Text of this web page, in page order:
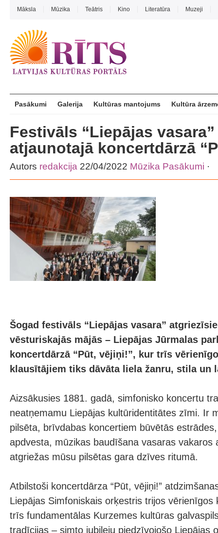
Māksla Mūzika Teātris Kino Literatūra Muzeji
Pasākumi Galerija Kultūras mantojums Kultūra
Festivāls “Liepājas
atjaunotajā koncertdārzā
Autors redakcija 22/04/2022 Mūzika Pasākumi ·
Šogad festivāls “Liepājas vasara”
vēsturiskajās mājās – Liepājas Jūrmalas
koncertdārzā “Pūt, vējiņi!”, kur trīs
klausītājiem tiks dāvāta liela žanru, stila un
Aizsākusies 1881. gadā, simfonisko koncertu
neatņemamu Liepājas kultūridentitātes zīmi. Ir
pilsēta, brīvdabas koncertiem būvētās
apdvesta, mūzikas baudīšana vasaras vakaros
atgriežas mūsu pilsētas gara dzīves ritumā.
Atbilstoši koncertdārza “Pūt, vējiņi!”
Liepājas Simfoniskais orķestris trijos vērienīgos
trīs fundamentālas Kurzemes kultūras
tradīcijas – simto jubileju piedzīvojošo Liepājas